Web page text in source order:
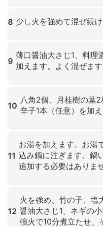
8 少し火を強めて混ぜ続
9
薄口醤油大さじ1、料理
加えます。よく混ぜます
10
八角2個、月桂樹の葉
辛子1本（任意）を加
11
お湯を加えます。お湯
込み鍋に注ぎます。鍋
追加する必要はありま
12
火を強め、竹の子、塩
醤油大さじ1、ネギの
強火で10分煮立たせ、